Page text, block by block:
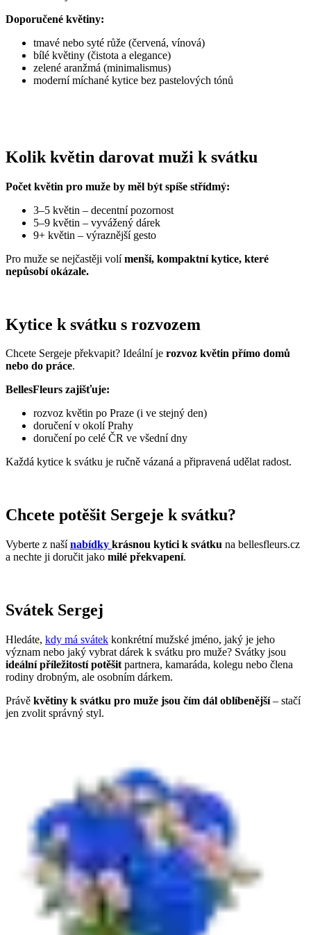
Doporučené květiny:
tmavé nebo syté růže (červená, vínová)
bílé květiny (čistota a elegance)
zelené aranžmá (minimalismus)
moderní míchané kytice bez pastelových tónů
Kolik květin darovat muži k svátku
Počet květin pro muže by měl být spíše střídmý:
3–5 květin – decentní pozornost
5–9 květin – vyvážený dárek
9+ květin – výraznější gesto
Pro muže se nejčastěji volímenší, kompaktní kytice, které
nepůsobí okázale.
Kytice k svátku s rozvozem
Chcete Sergeje překvapit? Ideální je rozvoz květin přímo domů
nebo do práce.
BellesFleurs zajišťuje:
rozvoz květin po Praze (i ve stejný den)
doručení v okolí Prahy
doručení po celé ČR ve všední dny
Každá kytice k svátku je ručně vázaná a připravená udělat radost.
Chcete potěšit Sergeje k svátku?
Vyberte z našínabídky krásnou kytici k svátku na bellesfleurs.cz
a nechte ji doručit jako milé překvapení.
Svátek Sergej
Hledáte, kdy má svátek konkrétní mužské jméno, jaký je jeho
význam nebo jaký vybrat dárek k svátku pro muže? Svátky jsou
ideální příležitostí potěšit partnera, kamaráda, kolegu nebo člena
rodiny drobným, ale osobním dárkem.
Právě květiny k svátku pro muže jsou čím dál oblíbenější– stačí
jen zvolit správný styl.